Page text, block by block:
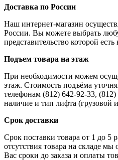
Доставка по России
Наш интернет-магазин
России. Вы можете выбрать
представительство которой
Подъем товара на этаж
При необходимости можем
этаж. Стоимость подъёма
телефонам (812) 642-92-33, (812)
наличие и тип лифта (грузовой
Срок доставки
Срок поставки товара от 1 до 5
отсутствия товара на складе
Вас сроки до заказа и оплаты